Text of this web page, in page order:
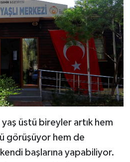
üstü bireyler artık hem
görüşüyor hem de
kendi başlarına yapabiliyor.